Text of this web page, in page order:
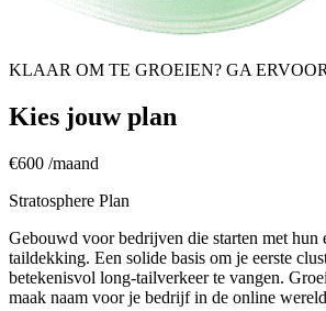
KLAAR OM TE GROEIEN? GA
Kies jouw plan
€600 /maand
Stratosphere Plan
Gebouwd voor bedrijven die starten met hun
taildekking. Een solide basis om je eerste
betekenisvol long-tailverkeer te vangen.
maak naam voor je bedrijf in de online